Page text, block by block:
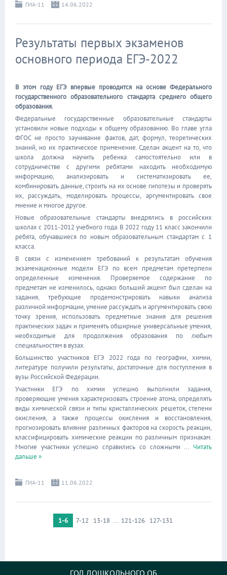
ГИА-11 14.06.2022
Результаты первых экзаменов
основного периода ЕГЭ-2022
В этом году ЕГЭ впервые проводится на основе Федерального
государственного образовательного стандарта среднего общего
образования.
Федеральные государственные образовательные стандарты
установили новые подходы к общему образованию. Во главе угла
ФГОС не просто заучивание фактов, дат, формул, теоретических
знаний, но их практическое применение. Сделан акцент на то, что
школа должна научить ребенка самостоятельно или в
сотрудничестве с другими ребятами находить необходимую
информацию, анализировать и систематизировать ее,
комбинировать данные, строить на их основе гипотезы и проверять
их, рассуждать, моделировать процессы, аргументировать свое
мнение и многое другое.
Новые образовательные стандарты внедрялись в российских
школах с 2011-2012 учебного года. В 2022 году 11 класс закончили
ребята, обучавшиеся по новым образовательным стандартам с 1
класса.
В связи с изменением требований к результатам обучения
экзаменационные модели ЕГЭ по всем предметам претерпели
определенные изменения. Проверяемое содержание по
предметам не изменилось, однако больший акцент был сделан на
задания, требующие продемонстрировать навыки анализа
различной информации, умение рассуждать и аргументировать свою
точку зрения, использовать предметные знания для решения
практических задач и применять обширные универсальные умения,
необходимые для продолжения образования по любым
специальностям в вузах.
Большинство участников ЕГЭ 2022 года по географии, химии,
литературе получили результаты, достаточные для поступления в
вузы Российской Федерации.
Участники ЕГЭ по химии успешно выполнили задания,
проверяющие умения характеризовать строение атома, определять
виды химической связи и типы кристаллических решеток, степени
окисления, а также процессы окисления и восстановления,
прогнозировать влияние различных факторов на скорость реакции,
классифицировать химические реакции по различным признакам.
Многие участники успешно справились со сложными... Читать
дальше »
ГИА-11 11.06.2022
1-6 7-12 13-18 ... 121-126 127-131
ГОД ДОШКОЛЬНОГО ОБ